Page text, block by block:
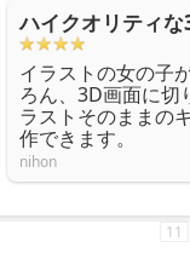
ハイクオリティ
イラストの女の子
ろん、3D画面に切
ラストそのままの
作できます。
nihon
11